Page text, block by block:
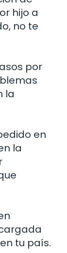
hijo a
no te
por
la
en
la
tu país.